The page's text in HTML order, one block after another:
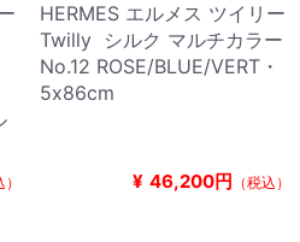
HERMES エルメス ツイリー
Twilly シルク マルチカラー
No.12 ROSE/BLUE/VERT・
5x86cm
¥ 46,200円 （税込）